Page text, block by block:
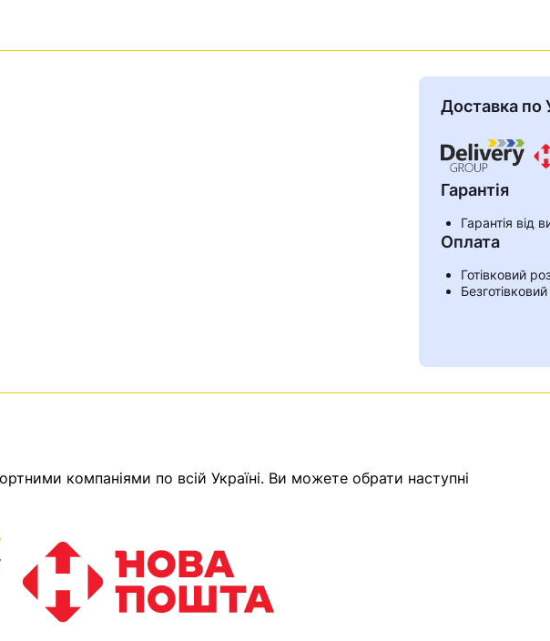
товарів.
найближчим часом
Доставка по
Гарантія
Гарантія від
Оплата
Готівковий
компаніями по всій Україні. Ви можете обрати наступні